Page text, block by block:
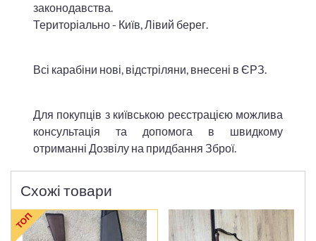
законодавства.
Територіально - Київ, Лівий берег.
Всі карабіни нові, відстріляни, внесені в ЄРЗ.
Для покупців з київською реєстрацією можлива
консультація та допомога в швидкому
отриманні Дозвілу на придбання Зброї.
Схожі товари
ТОП